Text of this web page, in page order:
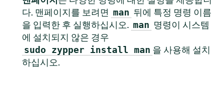
다. 맨페이지를 보려면 man 뒤에 특정 명령 이름
을 입력한 후 실행하십시오. man 명령이 시스템
에 설치되지 않은 경우
sudo zypper install man 을 사용해 설치
하십시오.